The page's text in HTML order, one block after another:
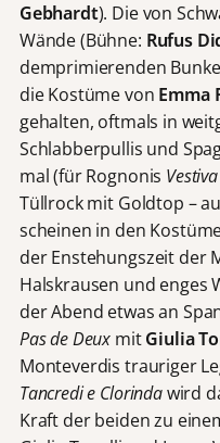
Gebhardt). Die von
Wände (Bühne: Rufus
demprimierenden
die Kostüme von Emma
gehalten, oftmals in
Schlabberpullis und
mal (für Rognonis
Tüllrock mit Goldtop –
scheinen in den
der Enstehungszeit der
Halskrausen und enges
der Abend etwas an
Pas de Deux mitGiulia
Monteverdis trauriger
Tancredi e Clorindawird
Kraft der beiden zu